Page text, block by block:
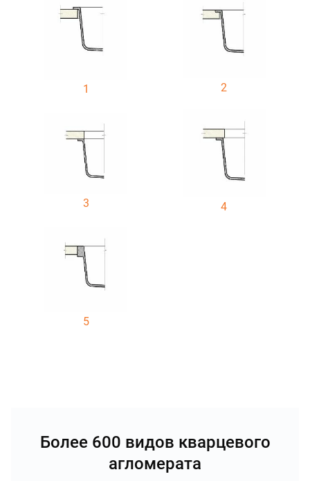
1 2
3 4
5
Более 600 видов кварцевого
агломерата